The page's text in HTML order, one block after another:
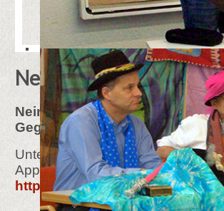
Nein zum Ukrainekrieg!
Nein zum Krieg in der Ukraine!
Gegen Aufrüstung in Europa!
Unterzeichnen Sie bitte diesen
Appell:
https://derappell.de/